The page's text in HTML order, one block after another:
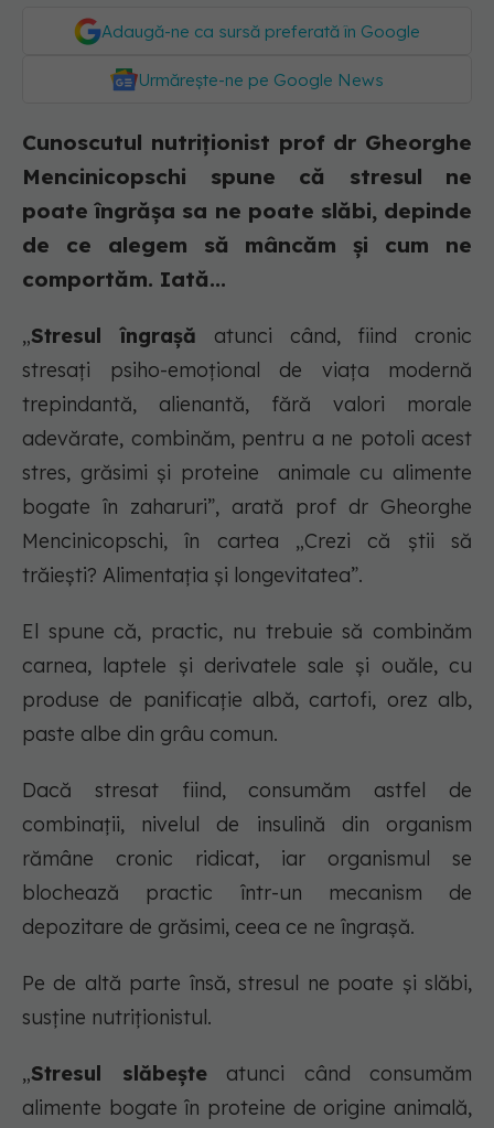
Adaugă-ne ca sursă preferată în Google
Urmărește-ne pe Google News
Cunoscutul nutriționist prof dr Gheorghe
Mencinicopschi spune că stresul ne
poate îngrășa sa ne poate slăbi, depinde
de ce alegem să mâncăm și cum ne
comportăm. Iată...
„Stresul îngrașă atunci când, fiind cronic
stresați psiho-emoțional de viața modernă
trepindantă, alienantă, fără valori morale
adevărate, combinăm, pentru a ne potoli acest
stres, grăsimi și proteine animale cu alimente
bogate în zaharuri”, arată prof dr Gheorghe
Mencinicopschi, în cartea „Crezi că știi să
trăiești? Alimentația și longevitatea”.
El spune că, practic, nu trebuie să combinăm
carnea, laptele și derivatele sale și ouăle, cu
produse de panificație albă, cartofi, orez alb,
paste albe din grâu comun.
Dacă stresat fiind, consumăm astfel de
combinații, nivelul de insulină din organism
rămâne cronic ridicat, iar organismul se
blochează practic într-un mecanism de
depozitare de grăsimi, ceea ce ne îngrașă.
Pe de altă parte însă, stresul ne poate și slăbi,
susține nutriționistul.
„Stresul slăbeșteatunci când consumăm
alimente bogate în proteine de origine animală,